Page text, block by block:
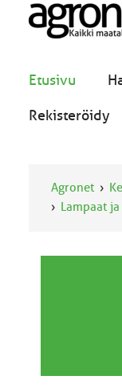
Etusivu
Rekisteröidy
Agronet
Lampaat